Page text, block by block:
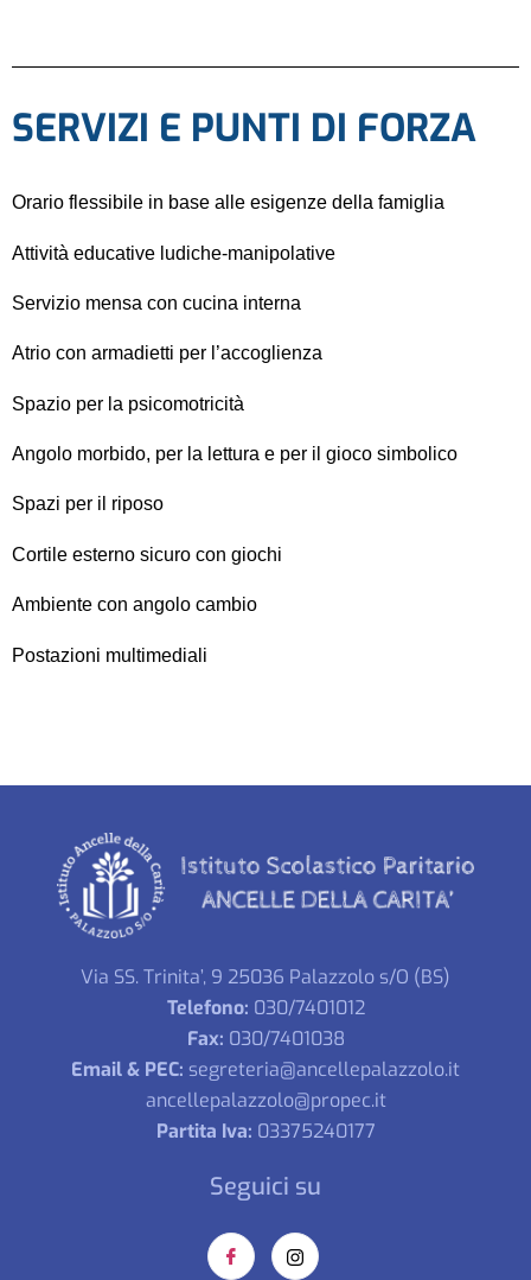
SERVIZI E PUNTI DI FORZA
Orario flessibile in base alle esigenze della famiglia
Attività educative ludiche-manipolative
Servizio mensa con cucina interna
Atrio con armadietti per l’accoglienza
Spazio per la psicomotricità
Angolo morbido, per la lettura e per il gioco simbolico
Spazi per il riposo
Cortile esterno sicuro con giochi
Ambiente con angolo cambio
Postazioni multimediali
Via SS. Trinita’, 9 25036 Palazzolo s/O (BS)
Telefono: 030/7401012
Fax: 030/7401038
Email & PEC: segreteria@ancellepalazzolo.it
ancellepalazzolo@propec.it
Partita Iva: 03375240177
Seguici su